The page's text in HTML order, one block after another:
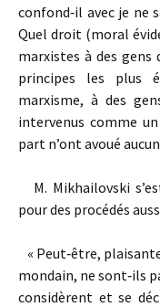
confond‑il avec je ne
Quel droit (moral
marxistes à des gens
principes les plus
marxisme, à des
intervenus comme
part n’ont avoué
M. Mikhailovski
pour des procédés
« Peut‑être,
mondain, ne sont‑ils
considèrent et se